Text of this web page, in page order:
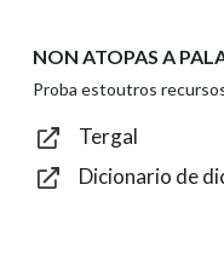
Texto de verificación
NON ATOPAS A
Proba estoutros
Tergal
Dicionario de